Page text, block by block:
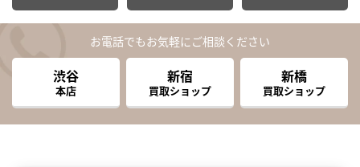
お電話でもお気軽にご相談ください
渋谷
本店
新宿
買取ショップ
新橋
買取ショップ